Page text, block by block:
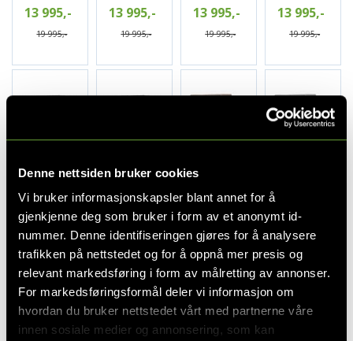
Denne nettsiden bruker cookies
Vi bruker informasjonskapsler blant annet for å
gjenkjenne deg som bruker i form av et anonymt id-
nummer. Denne identifiseringen gjøres for å analysere
trafikken på nettstedet og for å oppnå mer presis og
relevant markedsføring i form av målretting av annonser.
For markedsføringsformål deler vi informasjon om
hvordan du bruker nettstedet vårt med partnerne våre
innen sosiale medier og annonsering, som kan
13 995,-
19 995,-
13 995,-
19 995,-
13 995,-
19 995,-
13 995,-
19 995,-
Åpen ende, Høyre, Urban 5 Salt&Pepper
13 995,-
19 995,-
Åpen ende, Høyre, Urban 6 antrazite
13 995,-
19 995,-
10 495,-
14 995,- 14 995,-